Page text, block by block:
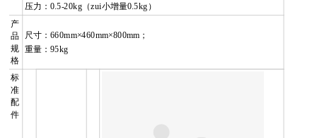
压力： 0.5-20kg（zui小增量0.5kg ）
产
品
规
格
尺寸： 660mm×460mm×800mm ；
重量： 95kg
标
准
配
件